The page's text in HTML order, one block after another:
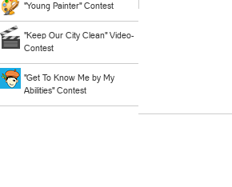
"Young Painter" Contest
"Keep Our City Clean" Video-
Contest
"Get To Know Me by My
Abilities" Contest